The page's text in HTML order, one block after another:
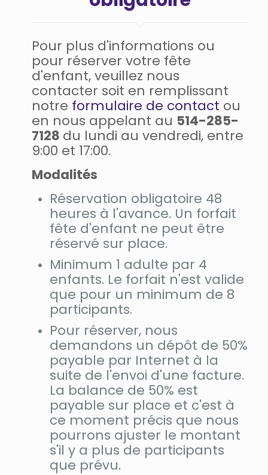
Pour plus d'informations ou
pour réserver votre fête
d'enfant, veuillez nous
contacter soit en remplissant
notre formulaire de contact ou
en nous appelant au 514-285-
7128 du lundi au vendredi, entre
9:00 et 17:00.
Modalités
Réservation obligatoire 48
heures à l'avance. Un forfait
fête d'enfant ne peut être
réservé sur place.
Minimum 1 adulte par 4
enfants. Le forfait n'est valide
que pour un minimum de 8
participants.
Pour réserver, nous
demandons un dépôt de 50%
payable par Internet à la
suite de l'envoi d'une facture.
La balance de 50% est
payable sur place et c'est à
ce moment précis que nous
pourrons ajuster le montant
s'il y a plus de participants
que prévu.